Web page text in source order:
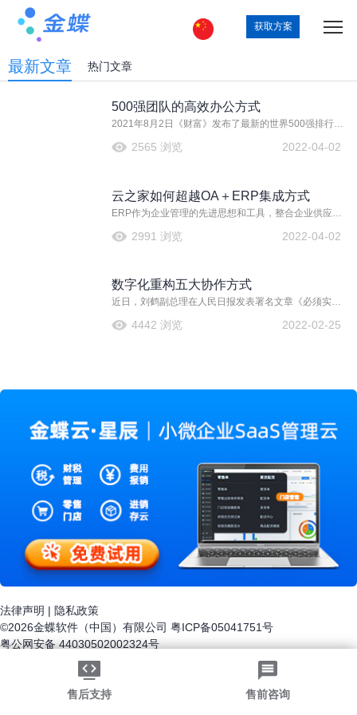
获取方案
售后支持 售前咨询
最新文章 热门文章
500强团队的高效办公方式
2021年8月2日《财富》发布了最新的世界500强排行
位，连续五年上榜，较去年上升113位。
2022-04-02
2565 浏览
云之家如何超越OA＋ERP集成方式
ERP作为企业管理的先进思想和工具，整合企业供应、
应链上所有环节如订单、采购、库存、计划、生产制
效管理。
2022-04-02
2991 浏览
数字化重构五大协作方式
近日，刘鹤副总理在人民日报发表署名文章《必须实现
虽然近两年我国位列世界500强的企业数量连续居于全球
2022-02-25
4442 浏览
法律声明 | 隐私政策
©2026金蝶软件（中国）有限公司 粤ICP备05041751号
粤公网安备 44030502002324号